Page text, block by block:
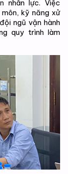
nhân lực. Việc
kỹ năng xử
ngũ vận hành
quy trình làm